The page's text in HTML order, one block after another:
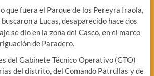
que fuera el Parque de los Pereyra Iraola,
a Lucas, desaparecido hace dos
se dio en la zona del Casco, en el marco
de Paradero.
del Gabinete Técnico Operativo (GTO)
del distrito, del Comando Patrullas y de